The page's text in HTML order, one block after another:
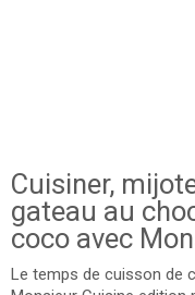
Cuisiner,
gateau au
coco avec
Le temps de cuisson de